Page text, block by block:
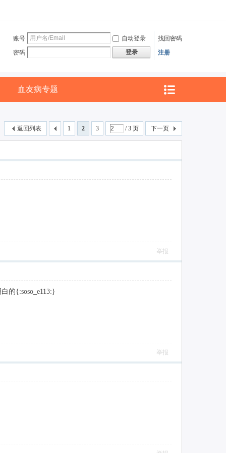
账号 自动登录
找回密码
密码
登录 注册
血友病专题
1 2 3 / 3 页 下一页
返回列表
举报
的{:soso_e113:}
举报